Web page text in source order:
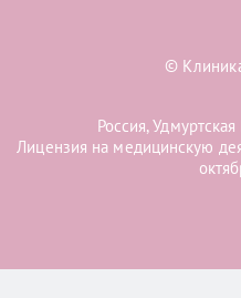
©
Россия,
Лицензия на медицинскую